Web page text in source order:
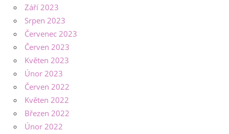
Září 2023
Srpen 2023
Červenec 2023
Červen 2023
Květen 2023
Únor 2023
Červen 2022
Květen 2022
Březen 2022
Únor 2022